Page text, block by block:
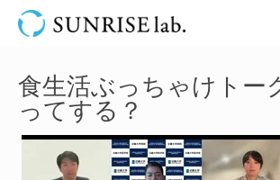
食生活ぶっちゃけト
ってする？